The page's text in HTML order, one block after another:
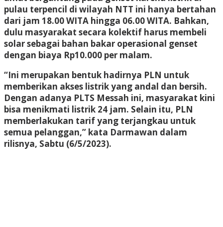
pulau terpencil di wilayah NTT ini hanya bertahan
dari jam 18.00 WITA hingga 06.00 WITA. Bahkan,
dulu masyarakat secara kolektif harus membeli
solar sebagai bahan bakar operasional genset
dengan biaya Rp10.000 per malam.
“Ini merupakan bentuk hadirnya PLN untuk
memberikan akses listrik yang andal dan bersih.
Dengan adanya PLTS Messah ini, masyarakat kini
bisa menikmati listrik 24 jam. Selain itu, PLN
memberlakukan tarif yang terjangkau untuk
semua pelanggan,” kata Darmawan dalam
rilisnya, Sabtu (6/5/2023).